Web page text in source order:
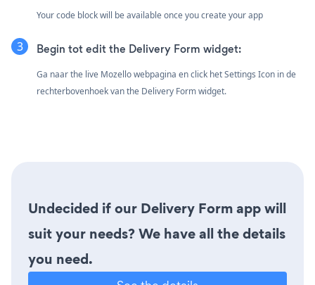
Your code block will be available once you create your app
Begin tot edit the Delivery Form widget:
Ga naar the live Mozello webpagina en click het Settings Icon in de
rechterbovenhoek van the Delivery Form widget.
Undecided if our Delivery Form app will
suit your needs? We have all the details
you need.